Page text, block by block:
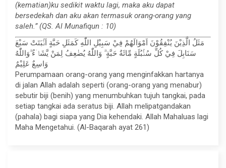
(kematian)ku sedikit waktu lagi, maka aku dapat
bersedekah dan aku akan termasuk orang-orang yang
saleh.” (QS. Al Munafiqun : 10)
مَثَلُ الَّذِيْنَ يُنْفِقُوْنَ اَمْوَالَهُمْ فِيْ سَبِيْلِ اللّٰهِ كَمَثَلِ حَبَّةٍ اَنْۢبَتَتْ سَبْعَ
سَنَابِلَ فِيْ كُلِّ سُنْۢبُلَةٍ مِّائَةُ حَبَّةٍ ۗ وَاللّٰهُ يُضٰعِفُ لِمَنْ يَّشَاۤءُ ۗوَاللّٰهُ
وَاسِعٌ عَلِيْمٌ
Perumpamaan orang-orang yang menginfakkan hartanya
di jalan Allah adalah seperti (orang-orang yang menabur)
sebutir biji (benih) yang menumbuhkan tujuh tangkai, pada
setiap tangkai ada seratus biji. Allah melipatgandakan
(pahala) bagi siapa yang Dia kehendaki. Allah Mahaluas lagi
Maha Mengetahui. (Al-Baqarah ayat 261)